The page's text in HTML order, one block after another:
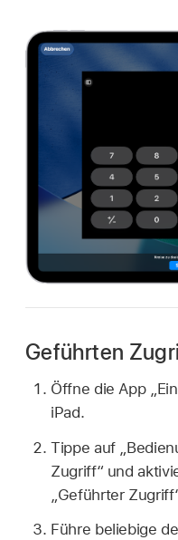
Geführten
Öffne die App
iPad.
Tippe auf
Zugriff“ und
„Geführter
Führe beliebige